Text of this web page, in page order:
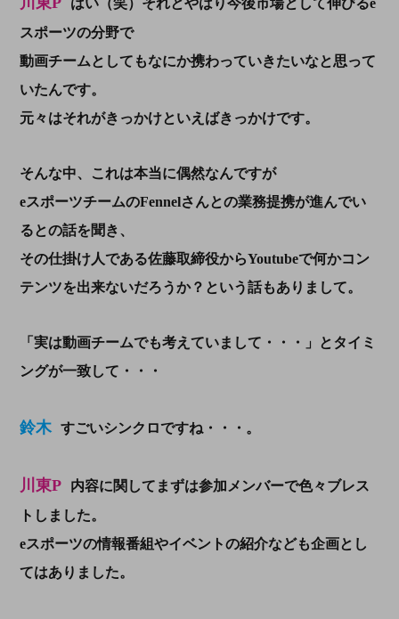
はい（笑）それとやはり今後市場として伸びるe
スポーツの分野で
動画チームとしてもなにか携わっていきたいなと思って
いたんです。
元々はそれがきっかけといえばきっかけです。
そんな中、これは本当に偶然なんですが
eスポーツチームのFennelさんとの業務提携が進んでい
るとの話を聞き、
その仕掛け人である佐藤取締役からYoutubeで何かコン
テンツを出来ないだろうか？という話もありまして。
「実は動画チームでも考えていまして・・・」とタイミ
ングが一致して・・・
鈴木 すごいシンクロですね・・・。
川東P
内容に関してまずは参加メンバーで色々ブレス
トしました。
eスポーツの情報番組やイベントの紹介なども企画とし
てはありました。